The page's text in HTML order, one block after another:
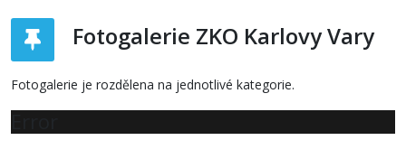
Fotogalerie ZKO Karlovy Vary
Fotogalerie je rozdělena na jednotlivé kategorie.